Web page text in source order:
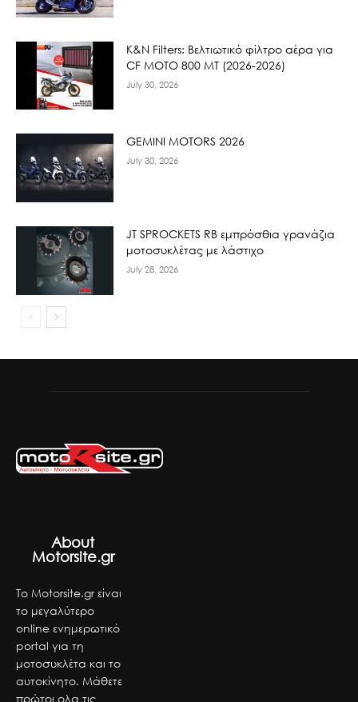
K&N Filters: Βελτιωτικό φίλτρο αέρα για
CF ΜΟΤΟ 800 ΜΤ (2026-2026)
July 30, 2026
GEMINI MOTORS 2026
July 30, 2026
JT SPROCKETS RB εμπρόσθια γρανάζια
μοτοσυκλέτας με λάστιχο
July 28, 2026
About
Motorsite.gr
Το Motorsite.gr είναι
το μεγαλύτερο
online ενημερωτικό
portal για τη
μοτοσυκλέτα και το
αυτοκίνητο. Μάθετε
πρώτοι ολα τις